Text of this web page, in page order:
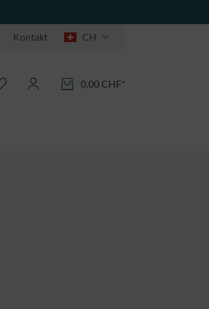
Kontakt CH
0,00 CHF*